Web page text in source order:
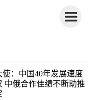
使：中国40年发展速度
中俄合作佳绩不断助推